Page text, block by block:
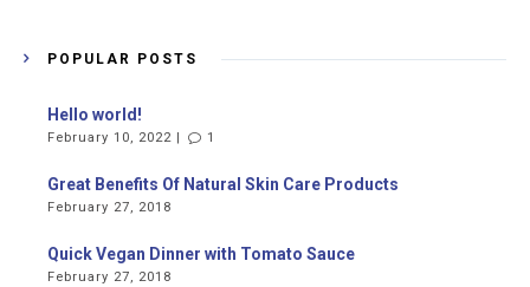
POPULAR POSTS
Hello world!
February 10, 2022 | 1
Great Benefits Of Natural Skin Care Products
February 27, 2018
Quick Vegan Dinner with Tomato Sauce
February 27, 2018